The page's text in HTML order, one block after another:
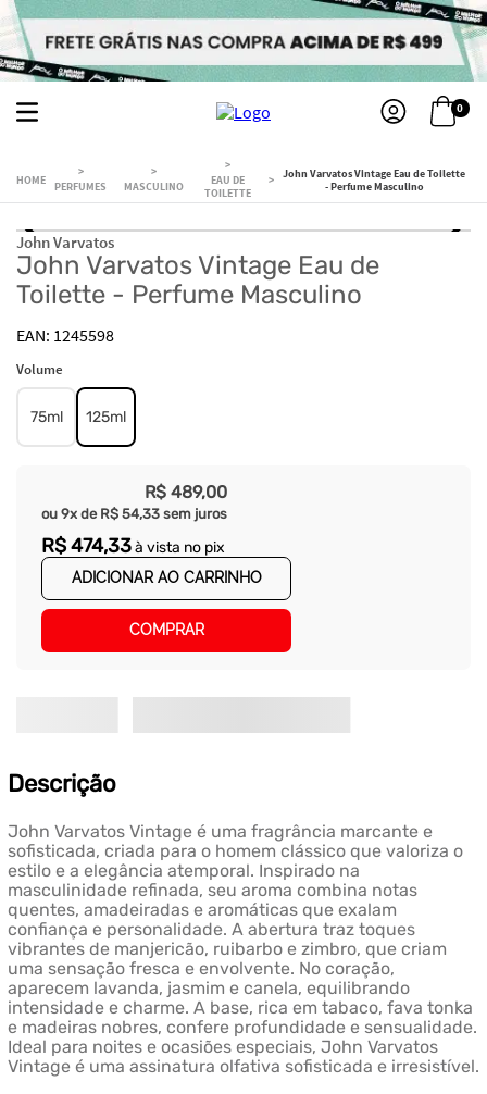
0
PERFUMES MASCULINO
EAU DE
TOILETTE
John Varvatos Vintage Eau de Toilette
- Perfume Masculino
John Varvatos
John Varvatos Vintage Eau de
Toilette - Perfume Masculino
1245598
Volume
75ml 125ml
R$ 489,00
ou 9x de R$ 54,33 sem juros
R$474,33à vista no pix
ADICIONAR AO CARRINHO
COMPRAR
Descrição
John Varvatos Vintage é uma fragrância marcante e
sofisticada, criada para o homem clássico que valoriza o
estilo e a elegância atemporal. Inspirado na
masculinidade refinada, seu aroma combina notas
quentes, amadeiradas e aromáticas que exalam
confiança e personalidade. A abertura traz toques
vibrantes de manjericão, ruibarbo e zimbro, que criam
uma sensação fresca e envolvente. No coração,
aparecem lavanda, jasmim e canela, equilibrando
intensidade e charme. A base, rica em tabaco, fava tonka
e madeiras nobres, confere profundidade e sensualidade.
Ideal para noites e ocasiões especiais, John Varvatos
Vintage é uma assinatura olfativa sofisticada e irresistível.